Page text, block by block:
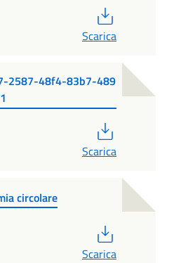
Scarica
2587-48f4-83b7-489
Scarica
circolare
Scarica